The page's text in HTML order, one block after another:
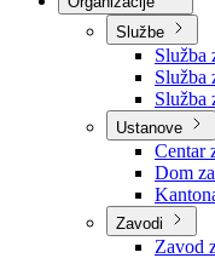
Nadležnosti
Sjednice Vlade
Službe
Služba
Služba
Služba
Ustanove
Centar
Dom